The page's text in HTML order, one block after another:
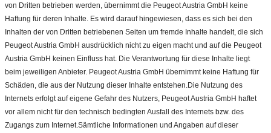
von Dritten betrieben werden, übernimmt die Peugeot Austria GmbH keine
Haftung für deren Inhalte. Es wird darauf hingewiesen, dass es sich bei den
Inhalten der von Dritten betriebenen Seiten um fremde Inhalte handelt, die sich
Peugeot Austria GmbH ausdrücklich nicht zu eigen macht und auf die Peugeot
Austria GmbH keinen Einfluss hat. Die Verantwortung für diese Inhalte liegt
beim jeweiligen Anbieter. Peugeot Austria GmbH übernimmt keine Haftung für
Schäden, die aus der Nutzung dieser Inhalte entstehen.Die Nutzung des
Internets erfolgt auf eigene Gefahr des Nutzers, Peugeot Austria GmbH haftet
vor allem nicht für den technisch bedingten Ausfall des Internets bzw. des
Zugangs zum Internet.Sämtliche Informationen und Angaben auf dieser